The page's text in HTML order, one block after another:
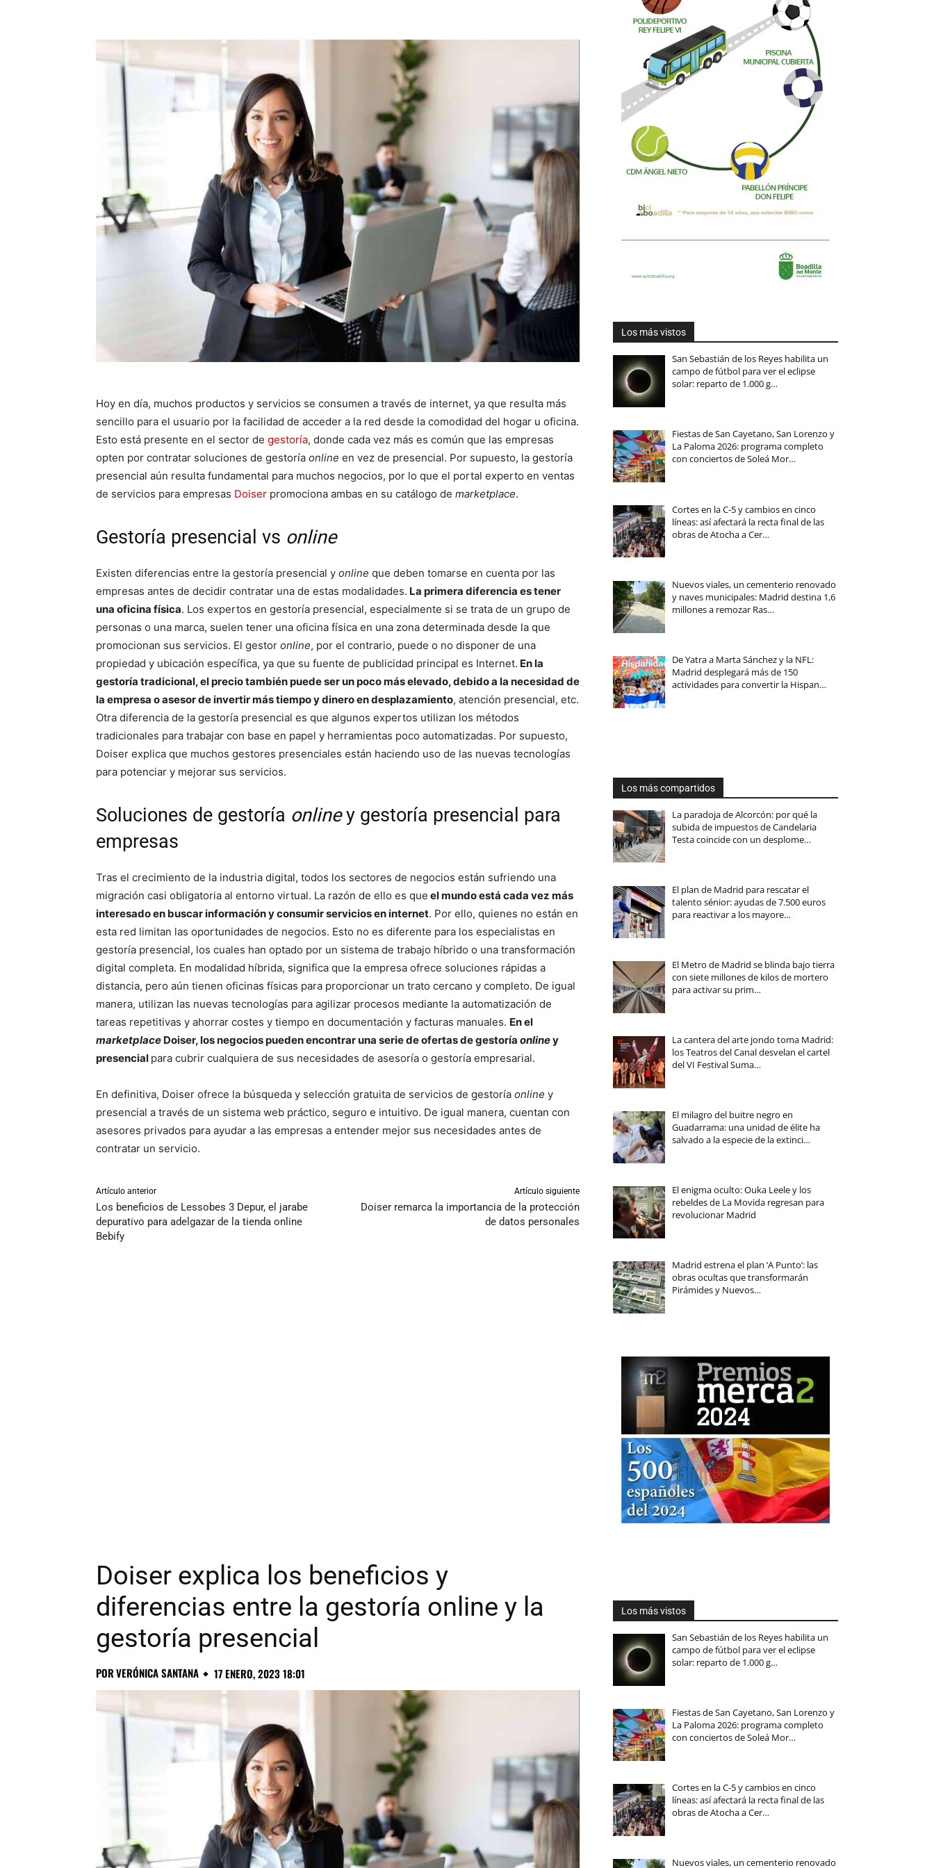
Hoy en día, muchos productos y servicios se consumen a través de internet, ya que resulta más
sencillo para el usuario por la facilidad de acceder a la red desde la comodidad del hogar u oficina.
Esto está presente en el sector de gestoría, donde cada vez más es común que las empresas
opten por contratar soluciones de gestoría online en vez de presencial. Por supuesto, la gestoría
presencial aún resulta fundamental para muchos negocios, por lo que el portal experto en ventas
de servicios para empresas Doiser promociona ambas en su catálogo de marketplace.
Gestoría presencial vs online
Existen diferencias entre la gestoría presencial y online que deben tomarse en cuenta por las
empresas antes de decidir contratar una de estas modalidades. La primera diferencia es tener
una oficina física. Los expertos en gestoría presencial, especialmente si se trata de un grupo de
personas o una marca, suelen tener una oficina física en una zona determinada desde la que
promocionan sus servicios. El gestor online, por el contrario, puede o no disponer de una
propiedad y ubicación específica, ya que su fuente de publicidad principal es Internet. En la
gestoría tradicional, el precio también puede ser un poco más elevado, debido a la necesidad de
la empresa o asesor de invertir más tiempo y dinero en desplazamiento, atención presencial, etc.
Otra diferencia de la gestoría presencial es que algunos expertos utilizan los métodos
tradicionales para trabajar con base en papel y herramientas poco automatizadas. Por supuesto,
Doiser explica que muchos gestores presenciales están haciendo uso de las nuevas tecnologías
para potenciar y mejorar sus servicios.
Soluciones de gestoría onliney gestoría presencial para
empresas
Tras el crecimiento de la industria digital, todos los sectores de negocios están sufriendo una
migración casi obligatoria al entorno virtual. La razón de ello es que el mundo está cada vez más
interesado en buscar información y consumir servicios en internet. Por ello, quienes no están en
esta red limitan las oportunidades de negocios. Esto no es diferente para los especialistas en
gestoría presencial, los cuales han optado por un sistema de trabajo híbrido o una transformación
digital completa. En modalidad híbrida, significa que la empresa ofrece soluciones rápidas a
distancia, pero aún tienen oficinas físicas para proporcionar un trato cercano y completo. De igual
manera, utilizan las nuevas tecnologías para agilizar procesos mediante la automatización de
tareas repetitivas y ahorrar costes y tiempo en documentación y facturas manuales. En el
marketplace Doiser, los negocios pueden encontrar una serie de ofertas de gestoría onliney
presencial para cubrir cualquiera de sus necesidades de asesoría o gestoría empresarial.
En definitiva, Doiser ofrece la búsqueda y selección gratuita de servicios de gestoría online y
presencial a través de un sistema web práctico, seguro e intuitivo. De igual manera, cuentan con
asesores privados para ayudar a las empresas a entender mejor sus necesidades antes de
contratar un servicio.
Artículo anterior
Los beneficios de Lessobes 3 Depur, el jarabe
depurativo para adelgazar de la tienda online
Bebify
Artículo siguiente
Doiser remarca la importancia de la protección
de datos personales
Los más vistos
San Sebastián de los Reyes habilita un
campo de fútbol para ver el eclipse
solar: reparto de 1.000 g…
Fiestas de San Cayetano, San Lorenzo y
La Paloma 2026: programa completo
con conciertos de Soleá Mor…
Cortes en la C-5 y cambios en cinco
líneas: así afectará la recta final de las
obras de Atocha a Cer…
Nuevos viales, un cementerio renovado
y naves municipales: Madrid destina 1,6
millones a remozar Ras…
De Yatra a Marta Sánchez y la NFL:
Madrid desplegará más de 150
actividades para convertir la Hispan…
Los más compartidos
La paradoja de Alcorcón: por qué la
subida de impuestos de Candelaria
Testa coincide con un desplome…
El plan de Madrid para rescatar el
talento sénior: ayudas de 7.500 euros
para reactivar a los mayore…
El Metro de Madrid se blinda bajo tierra
con siete millones de kilos de mortero
para activar su prim…
La cantera del arte jondo toma Madrid:
los Teatros del Canal desvelan el cartel
del VI Festival Suma…
El milagro del buitre negro en
Guadarrama: una unidad de élite ha
salvado a la especie de la extinci…
El enigma oculto: Ouka Leele y los
rebeldes de La Movida regresan para
revolucionar Madrid
Madrid estrena el plan ‘A Punto’: las
obras ocultas que transformarán
Pirámides y Nuevos…
Doiser explica los beneficios y
diferencias entre la gestoría online y la
gestoría presencial
PORVERÓNICA SANTANA 17 ENERO, 2023 18:01
Los más vistos
San Sebastián de los Reyes habilita un
campo de fútbol para ver el eclipse
solar: reparto de 1.000 g…
Fiestas de San Cayetano, San Lorenzo y
La Paloma 2026: programa completo
con conciertos de Soleá Mor…
Cortes en la C-5 y cambios en cinco
líneas: así afectará la recta final de las
obras de Atocha a Cer…
Nuevos viales, un cementerio renovado